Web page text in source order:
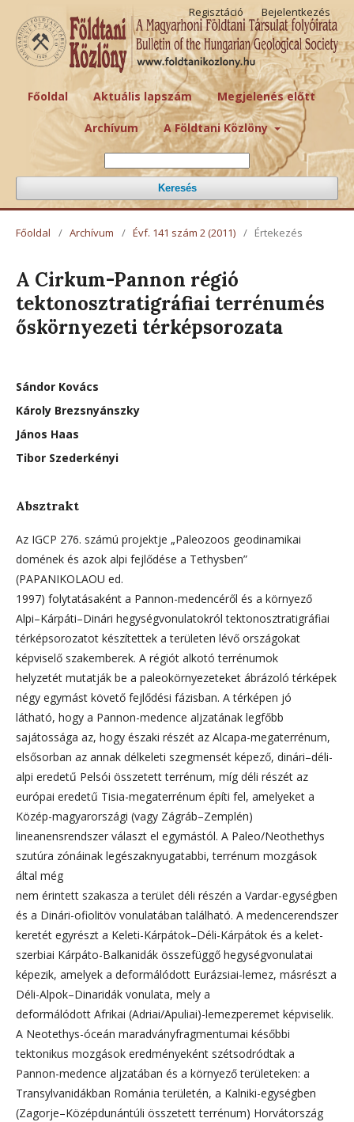
Főoldal Aktuális lapszám Megjelenés előtt
Archívum A Földtani Közlöny
Keresés
Regisztáció Bejelentkezés
Főoldal / Archívum / Évf. 141 szám 2 (2011) / Értekezés
A Cirkum-Pannon régió
tektonosztratigráfiai terrénumés
őskörnyezeti térképsorozata
Sándor Kovács
Károly Brezsnyánszky
János Haas
Tibor Szederkényi
Absztrakt
Az IGCP 276. számú projektje „Paleozoos geodinamikai
domének és azok alpi fejlődése a Tethysben”
(PAPANIKOLAOU ed.
1997) folytatásaként a Pannon-medencéről és a környező
Alpi–Kárpáti–Dinári hegységvonulatokról tektonosztratigráfiai
térképsorozatot készítettek a területen lévő országokat
képviselő szakemberek. A régiót alkotó terrénumok
helyzetét mutatják be a paleokörnyezeteket ábrázoló térképek
négy egymást követő fejlődési fázisban. A térképen jó
látható, hogy a Pannon-medence aljzatának legfőbb
sajátossága az, hogy északi részét az Alcapa-megaterrénum,
elsősorban az annak délkeleti szegmensét képező, dinári–déli-
alpi eredetű Pelsói összetett terrénum, míg déli részét az
európai eredetű Tisia-megaterrénum építi fel, amelyeket a
Közép-magyarországi (vagy Zágráb–Zemplén)
lineanensrendszer választ el egymástól. A Paleo/Neothethys
szutúra zónáinak legészaknyugatabbi, terrénum mozgások
által még
nem érintett szakasza a terület déli részén a Vardar-egységben
és a Dinári-ofiolitöv vonulatában található. A medencerendszer
keretét egyrészt a Keleti-Kárpátok–Déli-Kárpátok és a kelet-
szerbiai Kárpáto-Balkanidák összefüggő hegységvonulatai
képezik, amelyek a deformálódott Eurázsiai-lemez, másrészt a
Déli-Alpok–Dinaridák vonulata, mely a
deformálódott Afrikai (Adriai/Apuliai)-lemezperemet képviselik.
A Neotethys-óceán maradványfragmentumai későbbi
tektonikus mozgások eredményeként szétsodródtak a
Pannon-medence aljzatában és a környező területeken: a
Transylvanidákban Románia területén, a Kalniki-egységben
(Zagorje–Középdunántúli összetett terrénum) Horvátország